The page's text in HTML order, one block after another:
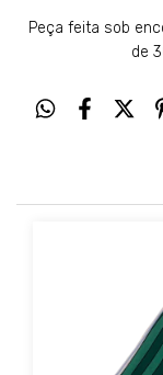
Peça feita sob
de